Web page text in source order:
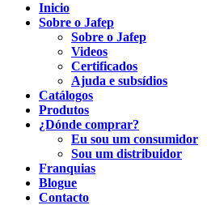
Inicio
Sobre o Jafep
Sobre o Jafep
Videos
Certificados
Ajuda e subsídios
Catálogos
Produtos
¿Dónde comprar?
Eu sou um consumidor
Sou um distribuidor
Franquias
Blogue
Contacto